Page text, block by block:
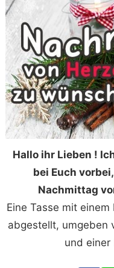
Hallo ihr Lieben !
bei Euch
Nachmittag
Eine Tasse mit
abgestellt, umgeben
und einer